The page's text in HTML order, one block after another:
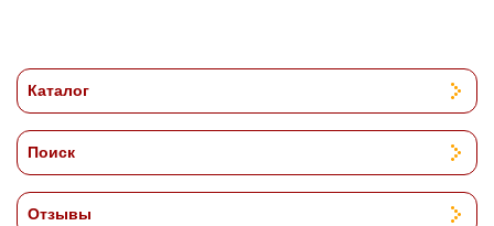
Каталог
Поиск
Отзывы